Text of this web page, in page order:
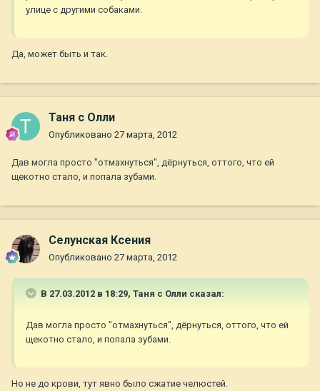
улице с другими собаками.
Да, может быть и так.
Таня с Олли
Опубликовано 27 марта, 2012
Дав могла просто "отмахнуться", дёрнуться, оттого, что ей
щекотно стало, и попала зубами.
Селунская Ксения
Опубликовано 27 марта, 2012
В 27.03.2012 в 18:29, Таня с Олли сказал:
Дав могла просто "отмахнуться", дёрнуться, оттого, что ей
щекотно стало, и попала зубами.
Но не до крови, тут явно было сжатие челюстей.